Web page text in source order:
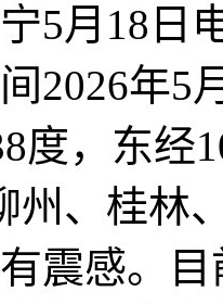
5月18日
2026年5
度，东经
州、桂林
震感。